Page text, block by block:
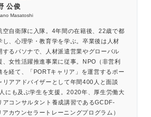
公俊
Masatoshi
空自衛隊に入隊。4年間の在籍後、22歳で都
し、心理学・教育学を学ぶ。卒業後は人材
するパソナで、人材派遣営業やグローバル
、女性活躍推進事業に従事。NPO（非営利
を経て、「PORTキャリア」を運営するポー
リアアドバイザーとして年間400人と面談
にも及ぶ学生を支援。2020年、厚生労働大
アコンサルタント養成講習であるGCDF-
カウンセラートレーニングプログラム）